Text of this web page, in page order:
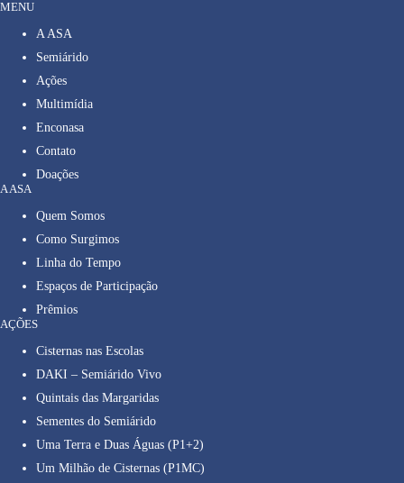
MENU
A ASA
Semiárido
Ações
Multimídia
Enconasa
Contato
Doações
A ASA
Quem Somos
Como Surgimos
Linha do Tempo
Espaços de Participação
Prêmios
AÇÕES
Cisternas nas Escolas
DAKI – Semiárido Vivo
Quintais das Margaridas
Sementes do Semiárido
Uma Terra e Duas Águas (P1+2)
Um Milhão de Cisternas (P1MC)